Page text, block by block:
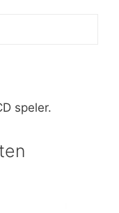
speler.